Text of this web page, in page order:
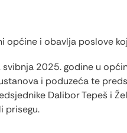
općine i obavlja poslove
2025. godine u
i poduzeća te
Dalibor Tepeš i
prisegu.